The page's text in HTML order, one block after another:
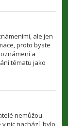
ale jen
proto byste
a
tématu jako
nemůžou
nic nachází, bylo